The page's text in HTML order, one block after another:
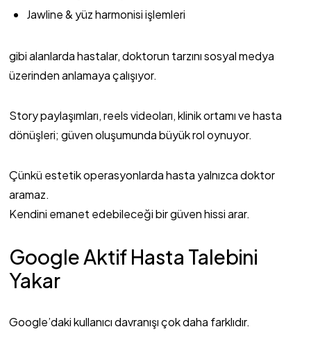
Jawline & yüz harmonisi işlemleri
gibi alanlarda hastalar, doktorun tarzını sosyal medya
üzerinden anlamaya çalışıyor.
Story paylaşımları, reels videoları, klinik ortamı ve hasta
dönüşleri; güven oluşumunda büyük rol oynuyor.
Çünkü estetik operasyonlarda hasta yalnızca doktor
aramaz.
Kendini emanet edebileceği bir güven hissi arar.
Google Aktif Hasta Talebini
Yakar
Google’daki kullanıcı davranışı çok daha farklıdır.